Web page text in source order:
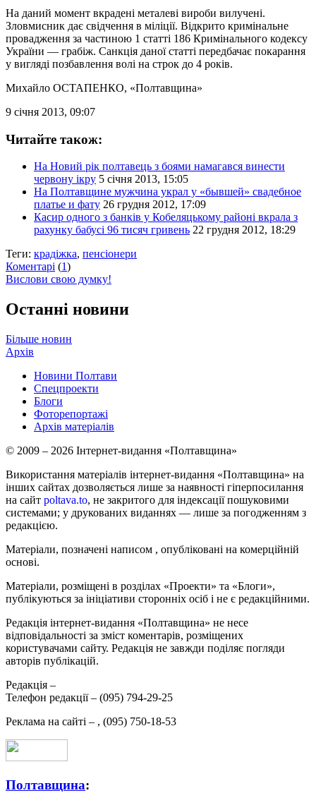
На даний момент вкрадені металеві вироби вилучені.
Зловмисник дає свідчення в міліції. Відкрито кримінальне
провадження за частиною 1 статті 186 Кримінального кодексу
України — грабіж. Санкція даної статті передбачає покарання
у вигляді позбавлення волі на строк до 4 років.
Михайло ОСТАПЕНКО, «Полтавщина»
9 січня 2013, 09:07
Читайте також:
На Новий рік полтавець з боями намагався винести
червону ікру 5 січня 2013, 15:05
На Полтавщине мужчина украл у «бывшей» свадебное
платье и фату 26 грудня 2012, 17:09
Касир одного з банків у Кобеляцькому районі вкрала з
рахунку бабусі 96 тисяч гривень 22 грудня 2012, 18:29
Теги: крадіжка, пенсіонери
Коментарі (1)
Вислови свою думку!
Останні новини
Більше новин
Архів
Новини Полтави
Спецпроекти
Блоги
Фоторепортажі
Архів матеріалів
© 2009 – 2026 Інтернет-видання «Полтавщина»
Використання матеріалів інтернет-видання «Полтавщина» на
інших сайтах дозволяється лише за наявності гіперпосилання
на сайт poltava.to, не закритого для індексації пошуковими
системами; у друкованих виданнях — лише за погодженням з
редакцією.
Матеріали, позначені написом , опубліковані на комерційній
основі.
Матеріали, розміщені в розділах «Проекти» та «Блоги»,
публікуються за ініціативи сторонніх осіб і не є редакційними.
Редакція інтернет-видання «Полтавщина» не несе
відповідальності за зміст коментарів, розміщених
користувачами сайту. Редакція не завжди поділяє погляди
авторів публікацій.
Редакція –
Телефон редакції – (095) 794-29-25
Реклама на сайті – , (095) 750-18-53
Полтавщина: